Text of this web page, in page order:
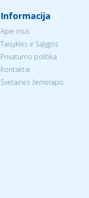
Informacija
Apie mus
Taisyklės ir Sąlygos
Privatumo politika
Kontaktai
Svetainės žemėlapis